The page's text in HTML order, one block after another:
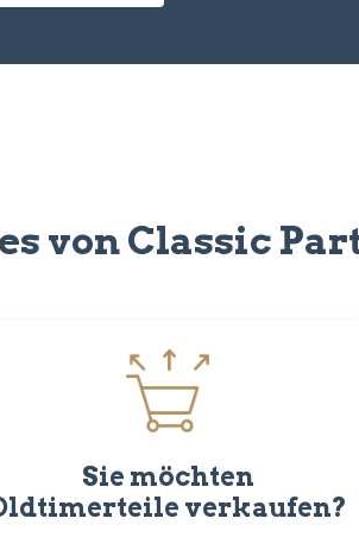
von Classic
Sie möchten
verkaufen?